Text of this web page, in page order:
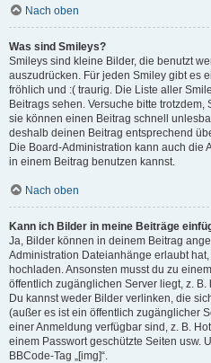
Nach oben
Was sind Smileys?
Smileys sind kleine Bilder, die benutzt
auszudrücken. Für jeden Smiley gibt es
fröhlich und :( traurig. Die Liste aller
Beitrags sehen. Versuche bitte trotzdem,
sie können einen Beitrag schnell
deshalb deinen Beitrag entsprechend
Die Board-Administration kann auch die
in einem Beitrag benutzen kannst.
Nach oben
Kann ich Bilder in meine Beiträge
Ja, Bilder können in deinem Beitrag
Administration Dateianhänge erlaubt
hochladen. Ansonsten musst du zu
öffentlich zugänglichen Server liegt, z. B.
Du kannst weder Bilder verlinken, die
(außer es ist ein öffentlich zugänglicher
einer Anmeldung verfügbar sind, z. B.
einem Passwort geschützte Seiten usw.
BBCode-Tag „[img]“.